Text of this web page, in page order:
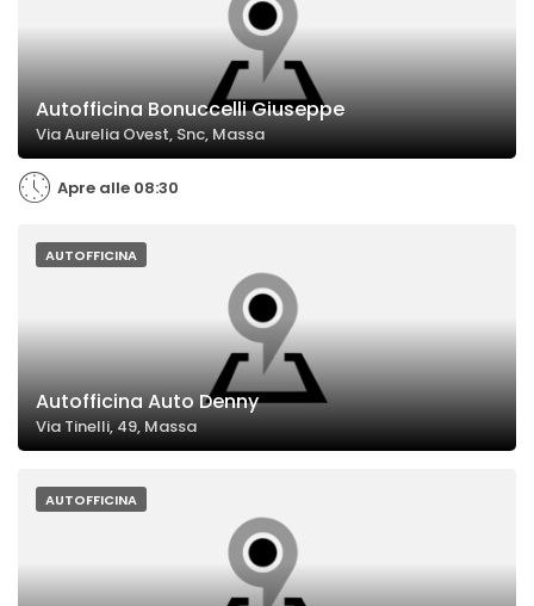
Autofficina Bonuccelli Giuseppe
Via Aurelia Ovest, Snc, Massa
Apre alle 08:30
AUTOFFICINA
Autofficina Auto Denny
Via Tinelli, 49, Massa
AUTOFFICINA